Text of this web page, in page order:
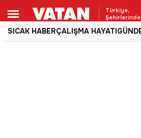
Türkiye,
SICAK HABERÇALIŞMA HAYATI